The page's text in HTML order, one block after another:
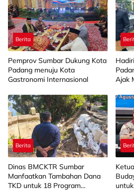
Berita
Pemprov Sumbar Dukung Kota
Padang menuju Kota
Gastronomi Internasional
Ajak
Berita
Dinas BMCKTR Sumbar
Manfaatkan Tambahan Dana
TKD untuk 18 Program